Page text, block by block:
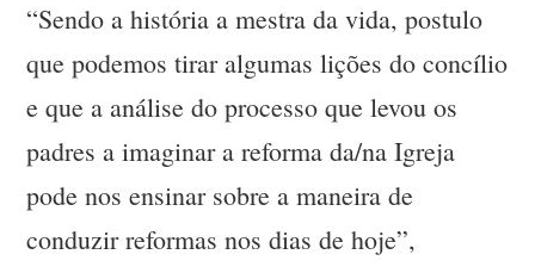
“Sendo a história a mestra da vida, postulo
que podemos tirar algumas lições do concílio
e que a análise do processo que levou os
padres a imaginar a reforma da/na Igreja
pode nos ensinar sobre a maneira de
conduzir reformas nos dias de hoje”,